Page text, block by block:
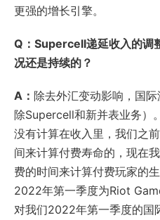
更强的增长引擎。
Q：Supercell递延收入的调
况还是持续的？
A： 除去外汇变动影响，国
除Supercell和新并表业务）
没有计算在收入里，我们之
间来计算付费寿命的，现在
费的时间来计算付费玩家的
2022年第一季度为Riot
对我们2022年第一季度的国